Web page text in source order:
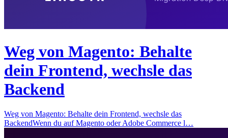
Weg von Magento: Behalte
dein Frontend, wechsle das
Backend
Weg von Magento: Behalte dein Frontend, wechsle das
BackendWenn du auf Magento oder Adobe Commerce l…